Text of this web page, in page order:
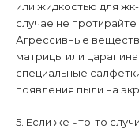
или жидкостью для
случае не
Агрессивные
матрицы или
специальные
появления пыли на
5. Если же что-то